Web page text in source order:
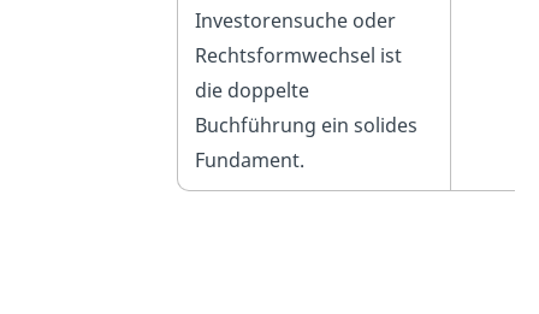
Investorensuche oder
Rechtsformwechsel ist
die doppelte
Buchführung ein solides
Fundament.